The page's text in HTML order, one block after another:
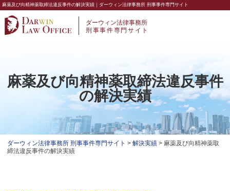
麻薬及び向精神薬取締法違反事件の解決実績｜ダーウィン法律事務所 刑事事件専門サイト
ダーウィン法律事務所
刑事事件専門サイト
麻薬及び向精神薬取締法違反事件
の解決実績
ダーウィン法律事務所 刑事事件専門サイト >解決実績 > 麻薬及び向精神薬取
締法違反事件の解決実績